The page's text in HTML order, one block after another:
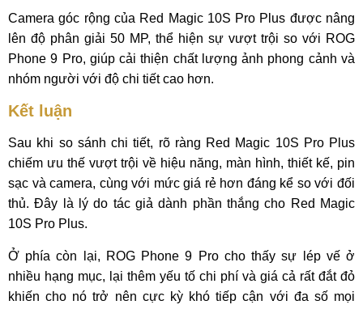
Camera góc rộng của Red Magic 10S Pro Plus được nâng
lên độ phân giải 50 MP, thể hiện sự vượt trội so với ROG
Phone 9 Pro, giúp cải thiện chất lượng ảnh phong cảnh và
nhóm người với độ chi tiết cao hơn.
Kết luận
Sau khi so sánh chi tiết, rõ ràng Red Magic 10S Pro Plus
chiếm ưu thế vượt trội về hiệu năng, màn hình, thiết kế, pin
sạc và camera, cùng với mức giá rẻ hơn đáng kể so với đối
thủ. Đây là lý do tác giả dành phần thắng cho Red Magic
10S Pro Plus.
Ở phía còn lại, ROG Phone 9 Pro cho thấy sự lép vế ở
nhiều hạng mục, lại thêm yếu tố chi phí và giá cả rất đắt đỏ
khiến cho nó trở nên cực kỳ khó tiếp cận với đa số mọi